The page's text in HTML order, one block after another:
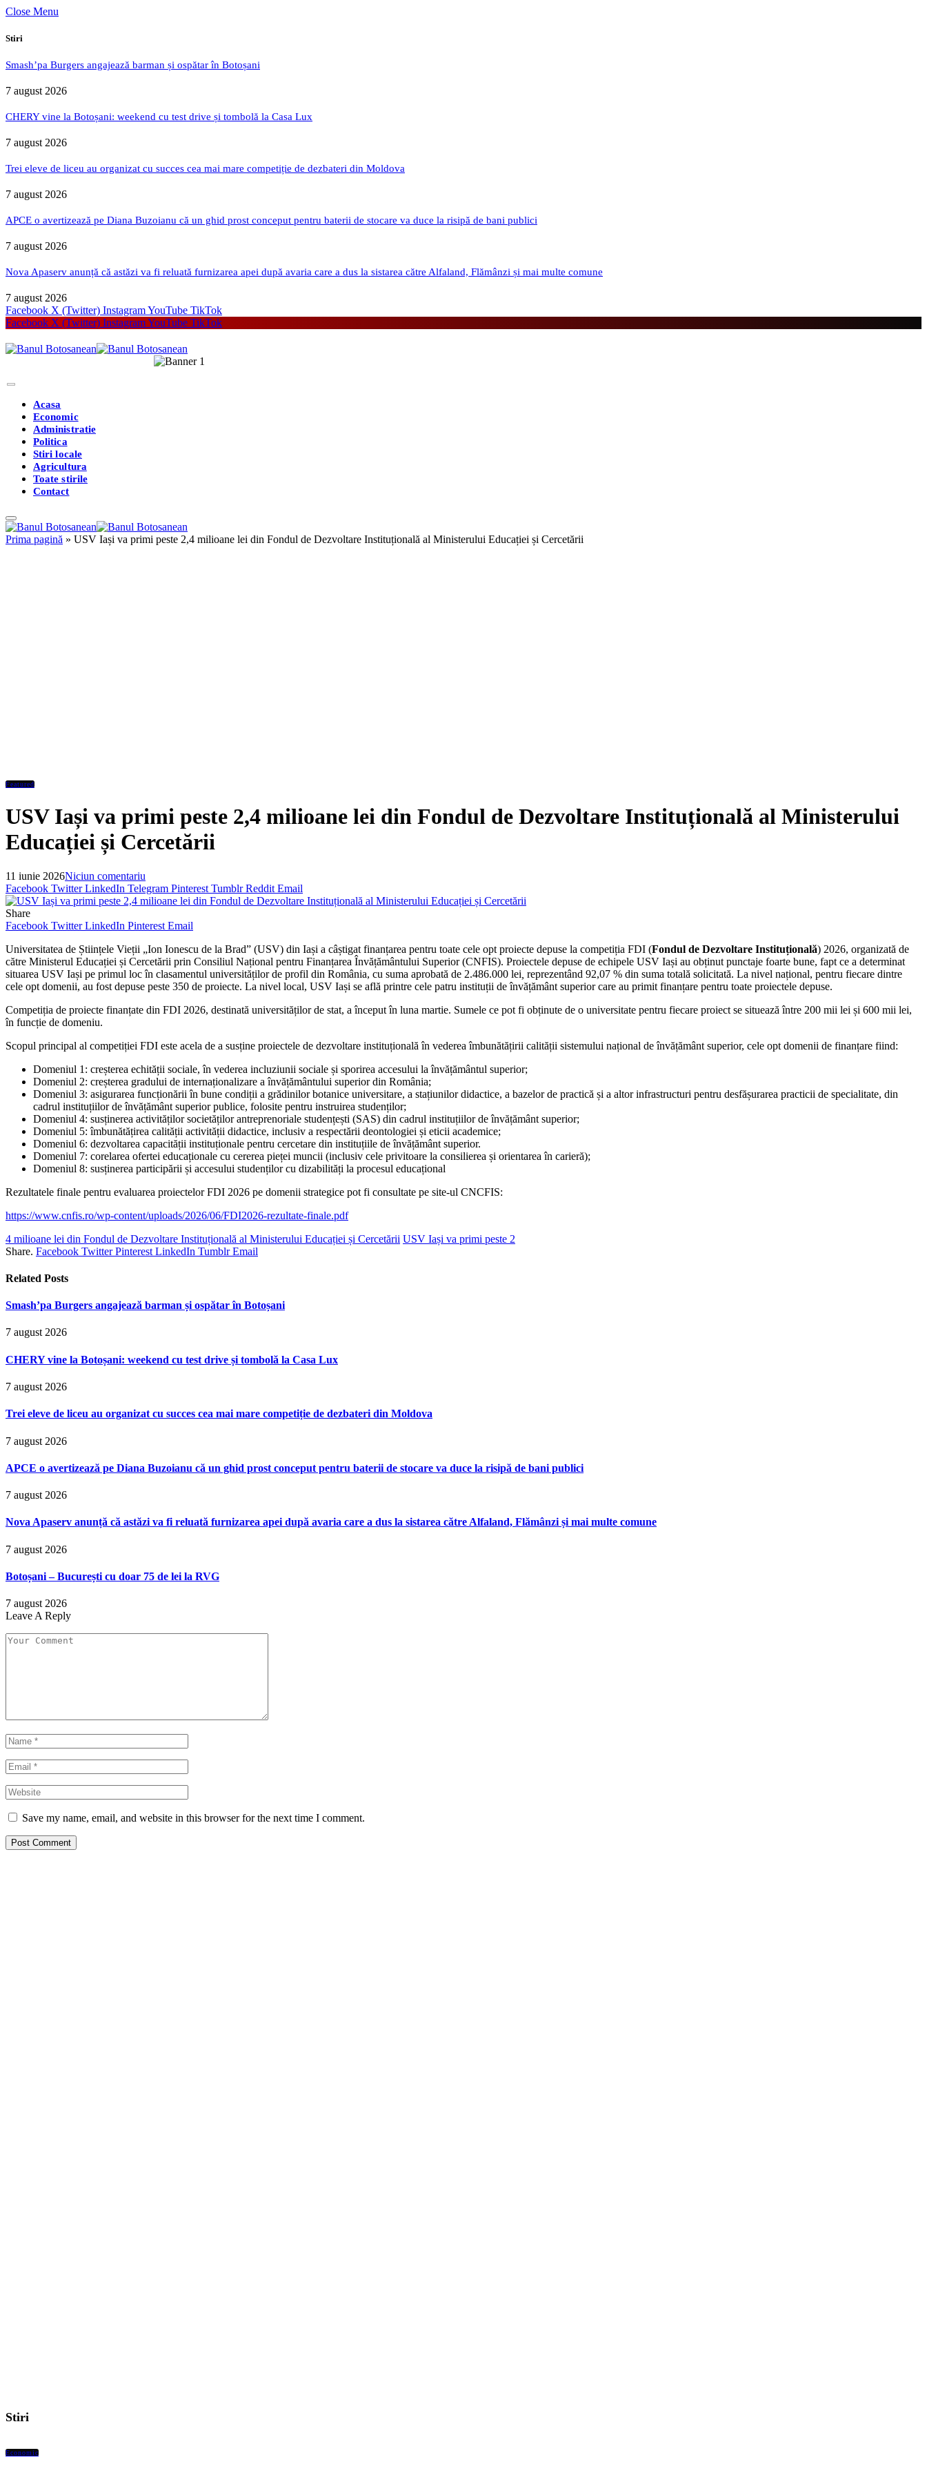
Close Menu
Stiri
Smash’pa Burgers angajează barman și ospătar în Botoșani
7 august 2026
CHERY vine la Botoșani: weekend cu test drive și tombolă la Casa Lux
7 august 2026
Trei eleve de liceu au organizat cu succes cea mai mare competiție de dezbateri din Moldova
7 august 2026
APCE o avertizează pe Diana Buzoianu că un ghid prost conceput pentru baterii de stocare va duce la risipă de bani publici
7 august 2026
Nova Apaserv anunță că astăzi va fi reluată furnizarea apei după avaria care a dus la sistarea către Alfaland, Flămânzi și mai multe comune
7 august 2026
Facebook X (Twitter) InstagramYouTube TikTok
Facebook X (Twitter) InstagramYouTube TikTok
Acasa
Economic
Administratie
Politica
Stiri locale
Agricultura
Toate stirile
Contact
Prima pagină » USV Iași va primi peste 2,4 milioane lei din Fondul de Dezvoltare Instituțională al Ministerului Educației și Cercetării
Featured
USV Iași va primi peste 2,4 milioane lei din Fondul de Dezvoltare Instituțională al Ministerului
Educației și Cercetării
11 iunie 2026Niciun comentariu
Facebook Twitter LinkedIn Telegram Pinterest Tumblr Reddit Email
Share
Facebook Twitter LinkedIn Pinterest Email
Universitatea de Științele Vieții „Ion Ionescu de la Brad” (USV) din Iași a câștigat finanțarea pentru toate cele opt proiecte depuse la competiția FDI (Fondul de Dezvoltare Instituțională) 2026, organizată de
către Ministerul Educației și Cercetării prin Consiliul Național pentru Finanțarea Învățământului Superior (CNFIS). Proiectele depuse de echipele USV Iași au obținut punctaje foarte bune, fapt ce a determinat
situarea USV Iași pe primul loc în clasamentul universităților de profil din România, cu suma aprobată de 2.486.000 lei reprezentând 92,07 % din suma totală solicitată. La nivel național, pentru fiecare dintre
cele opt domenii, au fost depuse peste 350 de proiecte. La nivel local, USV Iași se află printre cele patru instituții de învățământ superior care au primit finanțare pentru toate proiectele depuse.
Competiția de proiecte finanțate din FDI 2026, destinată universităților de stat, a început în luna martie. Sumele ce pot fi obținute de o universitate pentru fiecare proiect se situează între 200 mii lei și 600 mii lei,
în funcție de domeniu.
Scopul principal al competiției FDI este acela de a susține proiectele de dezvoltare instituțională în vederea îmbunătățirii calității sistemului național de învățământ superior, cele opt domenii de finanțare fiind:
Domeniul 1: creșterea echității sociale, în vederea incluziunii sociale și sporirea accesului la învățământul superior;
Domeniul 2: creșterea gradului de internaționalizare a învățământului superior din România;
Domeniul 3: asigurarea funcționării în bune condiții a grădinilor botanice universitare, a stațiunilor didactice, a bazelor de practică și a altor infrastructuri pentru desfășurarea practicii de specialitate, din
cadrul instituțiilor de învățământ superior publice, folosite pentru instruirea studenților;
Domeniul 4: susținerea activităților societăților antreprenoriale studențești (SAS) din cadrul instituțiilor de învățământ superior;
Domeniul 5: îmbunătățirea calității activității didactice, inclusiv a respectării deontologiei și eticii academice;
Domeniul 6: dezvoltarea capacității instituționale pentru cercetare din instituțiile de învățământ superior.
Domeniul 7: corelarea ofertei educaționale cu cererea pieței muncii (inclusiv cele privitoare la consilierea și orientarea în carieră);
Domeniul 8: susținerea participării și accesului studenților cu dizabilități la procesul educațional
Rezultatele finale pentru evaluarea proiectelor FDI 2026 pe domenii strategice pot fi consultate pe site-ul CNCFIS:
https://www.cnfis.ro/wp-content/uploads/2026/06/FDI2026-rezultate-finale.pdf
4 milioane lei din Fondul de Dezvoltare Instituțională al Ministerului Educației și Cercetării USV Iași va primi peste 2
Share. Facebook Twitter Pinterest LinkedIn Tumblr Email
Related Posts
Smash’pa Burgers angajează barman și ospătar în Botoșani
7 august 2026
CHERY vine la Botoșani: weekend cu test drive și tombolă la Casa Lux
7 august 2026
Trei eleve de liceu au organizat cu succes cea mai mare competiție de dezbateri din Moldova
7 august 2026
APCE o avertizează pe Diana Buzoianu că un ghid prost conceput pentru baterii de stocare va duce la risipă de bani publici
7 august 2026
Nova Apaserv anunță că astăzi va fi reluată furnizarea apei după avaria care a dus la sistarea către Alfaland, Flămânzi și mai multe comune
7 august 2026
Botoșani – București cu doar 75 de lei la RVG
7 august 2026
Leave A Reply
Save my name, email, and website in this browser for the next time I comment.
Stiri
Economic